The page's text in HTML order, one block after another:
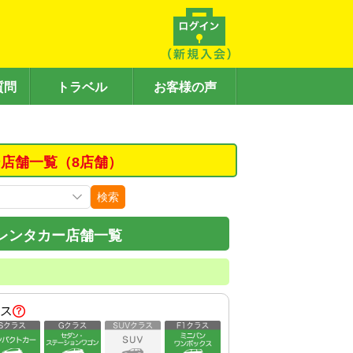
問 トラベル お客様の声
舗一覧（8店舗）
検索
ンタカー店舗一覧